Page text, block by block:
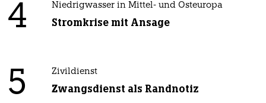
4 Niedrigwasser in Mittel- und Osteuropa
Stromkrise mit Ansage
5 Zivildienst
Zwangsdienst als Randnotiz